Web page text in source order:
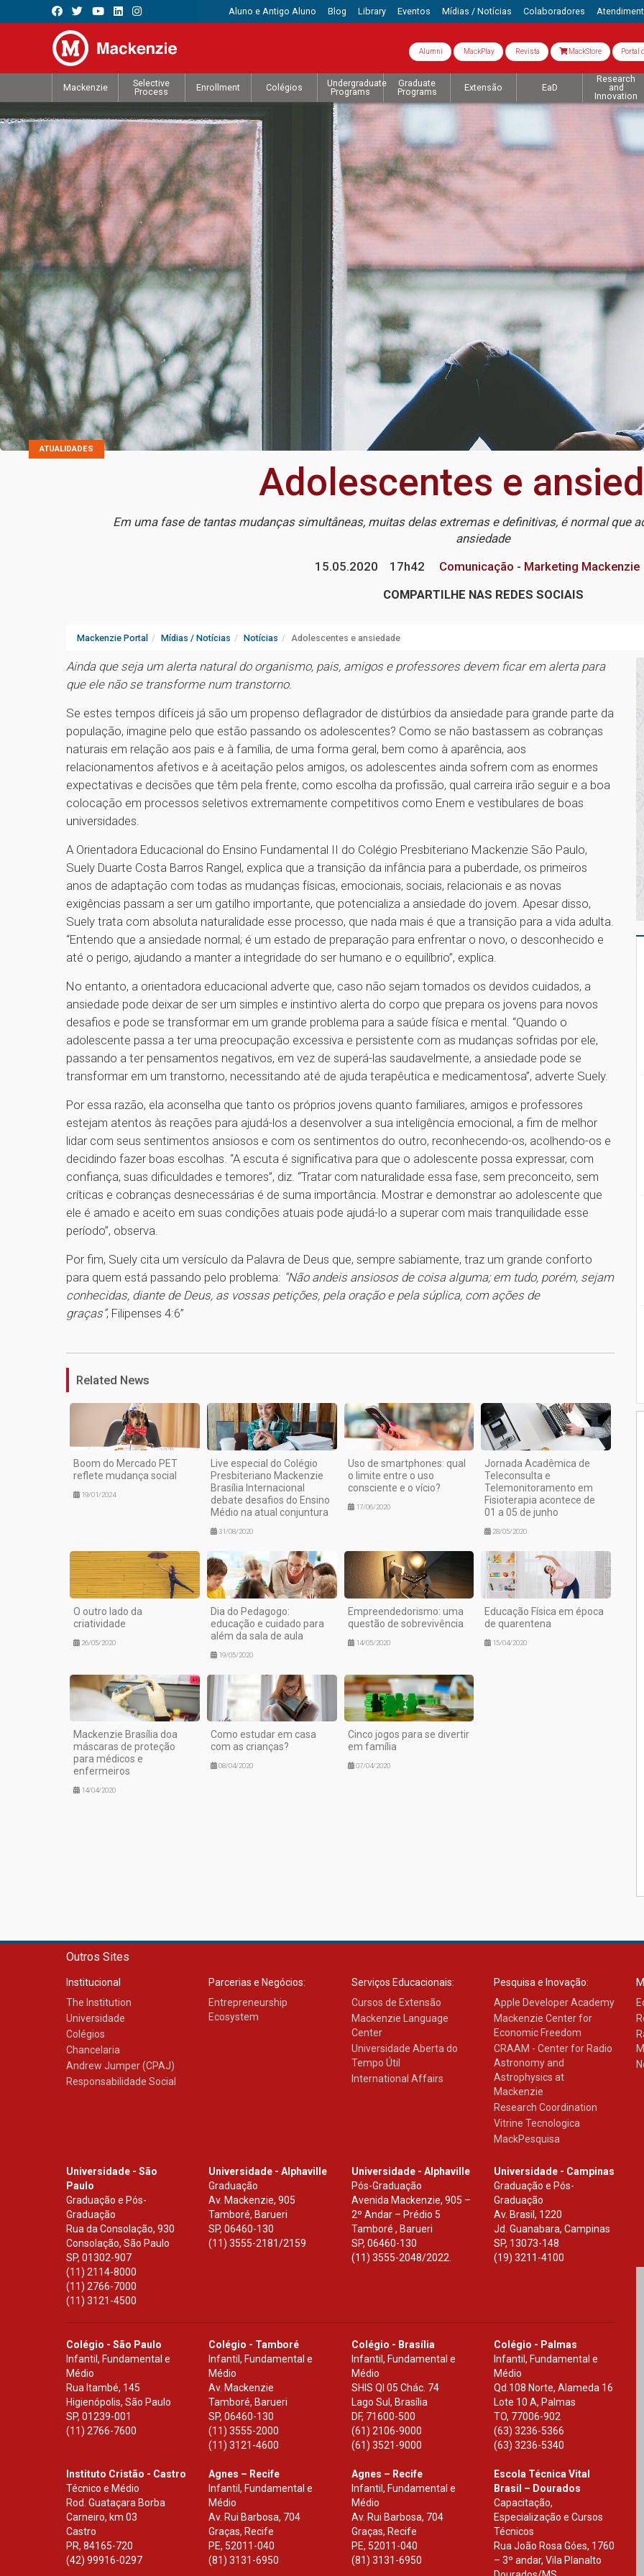
Aluno e Antigo Aluno Blog Library Eventos Mídias / Notícias Colaboradores
Alumni MackPlay Revista MackStore Portal
Mackenzie
Selective
Process
Enrollment Colégios
Undergraduate
Programs
Graduate
Programs
Extensão EaD
Research
and
Innovation
ATUALIDADES
Adolescentes e
Em uma fase de tantas mudanças simultâneas, muitas delas extremas e definitivas, é normal que
ansiedade
15.05.2020
17h42
Comunicação - Marketing Mackenzie
COMPARTILHE NAS REDES SOCIAIS
Mackenzie Portal Mídias / Notícias Notícias Adolescentes e ansiedade
Ainda que seja um alerta natural do organismo, pais, amigos e professores devem ficar em alerta para
que ele não se transforme num transtorno.
Se estes tempos difíceis já são um propenso deflagrador de distúrbios da ansiedade para grande parte da
população, imagine pelo que estão passando os adolescentes? Como se não bastassem as cobranças
naturais em relação aos pais e à família, de uma forma geral, bem como à aparência, aos
relacionamentos afetivos e à aceitação pelos amigos, os adolescentes ainda sofrem com as enormes
expectativas e decisões que têm pela frente, como escolha da profissão, qual carreira irão seguir e a boa
colocação em processos seletivos extremamente competitivos como Enem e vestibulares de boas
universidades.
A Orientadora Educacional do Ensino Fundamental II do Colégio Presbiteriano Mackenzie São Paulo,
Suely Duarte Costa Barros Rangel, explica que a transição da infância para a puberdade, os primeiros
anos de adaptação com todas as mudanças físicas, emocionais, sociais, relacionais e as novas
exigências passam a ser um gatilho importante, que potencializa a ansiedade do jovem. Apesar disso,
Suely trata com absoluta naturalidade esse processo, que nada mais é que a transição para a vida adulta.
“Entendo que a ansiedade normal; é um estado de preparação para enfrentar o novo, o desconhecido e
até o perigo, ajudando a manter a integridade do ser humano e o equilíbrio”, explica.
No entanto, a orientadora educacional adverte que, caso não sejam tomados os devidos cuidados, a
ansiedade pode deixar de ser um simples e instintivo alerta do corpo que prepara os jovens para novos
desafios e pode se transformar em um grande problema para a saúde física e mental. “Quando o
adolescente passa a ter uma preocupação excessiva e persistente com as mudanças sofridas por ele,
passando a ter pensamentos negativos, em vez de superá-las saudavelmente, a ansiedade pode se
transformar em um transtorno, necessitando até de ajuda terapêutica e medicamentosa”, adverte Suely.
Por essa razão, ela aconselha que tanto os próprios jovens quanto familiares, amigos e professores
estejam atentos às reações para ajudá-los a desenvolver a sua inteligência emocional, a fim de melhor
lidar com seus sentimentos ansiosos e com os sentimentos do outro, reconhecendo-os, acolhendo-os e
decidindo fazer boas escolhas. “A escuta é significativa para que o adolescente possa expressar, com
confiança, suas dificuldades e temores”, diz. “Tratar com naturalidade essa fase, sem preconceito, sem
críticas e cobranças desnecessárias é de suma importância. Mostrar e demonstrar ao adolescente que
ele é amado e aceito em suas condições atuais pode ajudá-lo a superar com mais tranquilidade esse
período”, observa.
Por fim, Suely cita um versículo da Palavra de Deus que, sempre sabiamente, traz um grande conforto
para quem está passando pelo problema: “Não andeis ansiosos de coisa alguma; em tudo, porém, sejam
conhecidas, diante de Deus, as vossas petições, pela oração e pela súplica, com ações de
graças”, Filipenses 4:6”
Related News
Boom do Mercado PET
reflete mudança social
19/01/2024
Live especial do Colégio
Presbiteriano Mackenzie
Brasília Internacional
debate desafios do Ensino
Médio na atual conjuntura
31/08/2020
Uso de smartphones: qual
o limite entre o uso
consciente e o vício?
17/06/2020
Jornada Acadêmica de
Teleconsulta e
Telemonitoramento em
Fisioterapia acontece de
01 a 05 de junho
28/05/2020
O outro lado da
criatividade
26/05/2020
Dia do Pedagogo:
educação e cuidado para
além da sala de aula
19/05/2020
Empreendedorismo: uma
questão de sobrevivência
14/05/2020
Educação Física em época
de quarentena
15/04/2020
Mackenzie Brasília doa
máscaras de proteção
para médicos e
enfermeiros
14/04/2020
Como estudar em casa
com as crianças?
08/04/2020
Cinco jogos para se divertir
em família
07/04/2020
Outros Sites
Institucional
The Institution
Universidade
Colégios
Chancelaria
Andrew Jumper (CPAJ)
Responsabilidade Social
Parcerias e Negócios:
Entrepreneurship
Ecosystem
Serviços Educacionais:
Cursos de Extensão
Mackenzie Language
Center
Universidade Aberta do
Tempo Útil
International Affairs
Pesquisa e Inovação:
Apple Developer Academy
Mackenzie Center for
Economic Freedom
CRAAM - Center for Radio
Astronomy and
Astrophysics at
Mackenzie
Research Coordination
Vitrine Tecnologica
MackPesquisa
Universidade - São
Paulo
Graduação e Pós-
Graduação
Rua da Consolação, 930
Consolação, São Paulo
SP, 01302-907
(11) 2114-8000
(11) 2766-7000
(11) 3121-4500
Universidade - Alphaville
Graduação
Av. Mackenzie, 905
Tamboré, Barueri
SP,06460-130
(11) 3555-2181/2159
Universidade - Alphaville
Pós-Graduação
Avenida Mackenzie, 905 –
2º Andar – Prédio 5
Tamboré , Barueri
SP, 06460-130
(11) 3555-2048/2022.
Universidade - Campinas
Graduação e Pós-
Graduação
Av. Brasil, 1220
Jd. Guanabara, Campinas
SP, 13073-148
(19) 3211-4100
Colégio - São Paulo
Infantil, Fundamental e
Médio
Rua Itambé, 145
Higienópolis, São Paulo
SP, 01239-001
(11) 2766-7600
Colégio - Tamboré
Infantil, Fundamental e
Médio
Av. Mackenzie
Tamboré, Barueri
SP,06460-130
(11) 3555-2000
(11) 3121-4600
Colégio - Brasília
Infantil, Fundamental e
Médio
SHIS Ql 05 Chác. 74
Lago Sul, Brasília
DF, 71600-500
(61) 2106-9000
(61) 3521-9000
Colégio - Palmas
Infantil, Fundamental e
Médio
Qd.108 Norte, Alameda 16
Lote 10 A, Palmas
TO, 77006-902
(63) 3236-5366
(63) 3236-5340
Instituto Cristão - Castro
Técnico e Médio
Rod. Guataçara Borba
Carneiro, km 03
Castro
PR, 84165-720
(42) 99916-0297
Agnes – Recife
Infantil, Fundamental e
Médio
Av. Rui Barbosa, 704
Graças, Recife
PE, 52011-040
(81) 3131-6950
Agnes – Recife
Infantil, Fundamental e
Médio
Av. Rui Barbosa, 704
Graças, Recife
PE, 52011-040
(81) 3131-6950
Escola Técnica Vital
Brasil – Dourados
Capacitação,
Especialização e Cursos
Técnicos
Rua João Rosa Góes, 1760
– 3º andar, Vila Planalto